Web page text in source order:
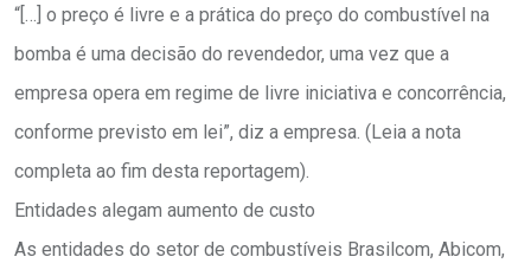
“[…] o preço é livre e a prática do preço do combustível na
bomba é uma decisão do revendedor, uma vez que a
empresa opera em regime de livre iniciativa e concorrência,
conforme previsto em lei”, diz a empresa. (Leia a nota
completa ao fim desta reportagem).
Entidades alegam aumento de custo
As entidades do setor de combustíveis Brasilcom, Abicom,